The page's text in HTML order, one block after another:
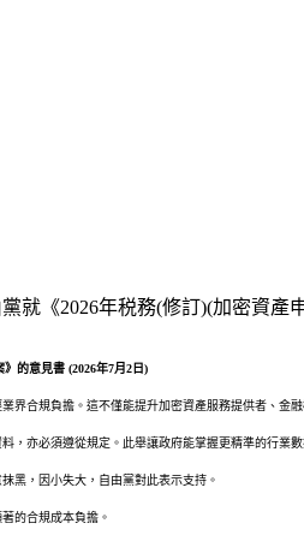
黨就《2026年税務(修訂)(加密資產
》的意見書 (2026年7月2 日)
界合規負擔。這不僅能提升加密資產服務提供者、金
，亦必須遵從規定。此舉讓政府能掌握更精準的行業
黑，因小失大，自由黨對此表示支持。
的合規成本負擔。